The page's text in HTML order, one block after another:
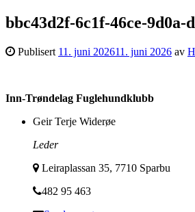
bbc43d2f-6c1f-46ce-9d0a-
Publisert 11. juni 202611. juni 2026 av
Inn-Trøndelag Fuglehundklubb
Geir Terje Widerøe
Leder
Leiraplassan 35, 7710 Sparbu
482 95 463